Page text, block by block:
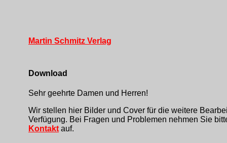
Martin Schmitz Verlag
Download
Sehr geehrte Damen und Herren!
Wir stellen hier Bilder und Cover für die weitere
Verfügung. Bei Fragen und Problemen nehmen Sie
Kontakt auf.